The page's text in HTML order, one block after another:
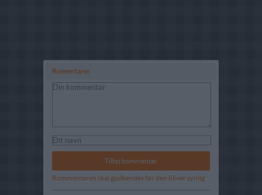
Komentarer
Kommentaren skal godkendes før den bliver synlig